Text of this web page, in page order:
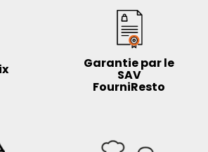
Garantie par le
SAV
FourniResto